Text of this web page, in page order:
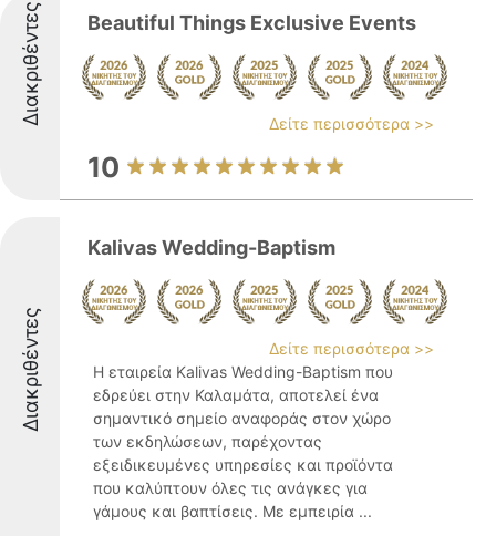
Διακριθέντες Beautiful Things Exclusive Events
Δείτε περισσότερα >>
10
Διακριθέντες
Kalivas Wedding-Baptism
Δείτε περισσότερα >>
Η εταιρεία Kalivas Wedding-Baptism που
εδρεύει στην Καλαμάτα, αποτελεί ένα
σημαντικό σημείο αναφοράς στον χώρο
των εκδηλώσεων, παρέχοντας
εξειδικευμένες υπηρεσίες και προϊόντα
που καλύπτουν όλες τις ανάγκες για
γάμους και βαπτίσεις. Με εμπειρία ...